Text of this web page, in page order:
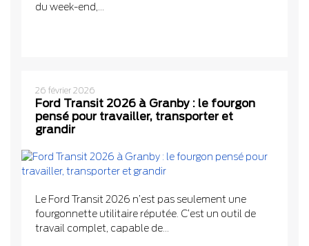
du week-end,...
26 février 2026
Ford Transit 2026 à Granby : le fourgon
pensé pour travailler, transporter et
grandir
Le Ford Transit 2026 n’est pas seulement une
fourgonnette utilitaire réputée. C’est un outil de
travail complet, capable de...